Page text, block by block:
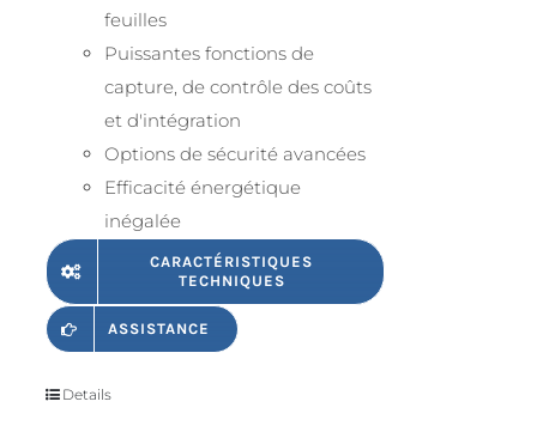
feuilles
Puissantes fonctions de
capture, de contrôle des coûts
et d'intégration
Options de sécurité avancées
Efficacité énergétique
inégalée
CARACTÉRISTIQUES
TECHNIQUES
ASSISTANCE
Details